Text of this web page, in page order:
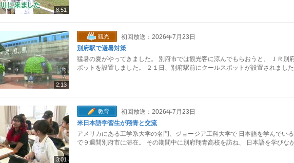
8:51
2:13
観光
初回放送：2026年7月23日
別府駅で避暑対策
猛暑の夏がやってきました。 別府市では観光客に涼んでもらおうと、 ＪＲ別
ポットを設置しました。 ２１日、別府駅前にクールスポットが設置されまし
3:01
教育
初回放送：2026年7月23日
米日本語学習生が翔青と交流
アメリカにある工学系大学の名門、ジョージア工科大学で 日本語を学んでい
で９週間別府市に滞在。 その期間中に別府翔青高校を訪ね、 日本語を学びな